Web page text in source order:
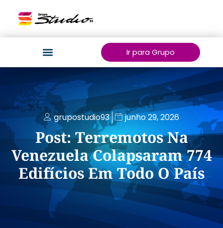
Ir para Grupo
grupostudio93 junho 29, 2026
Post: Terremotos Na
Venezuela Colapsaram 774
Edifícios Em Todo O País